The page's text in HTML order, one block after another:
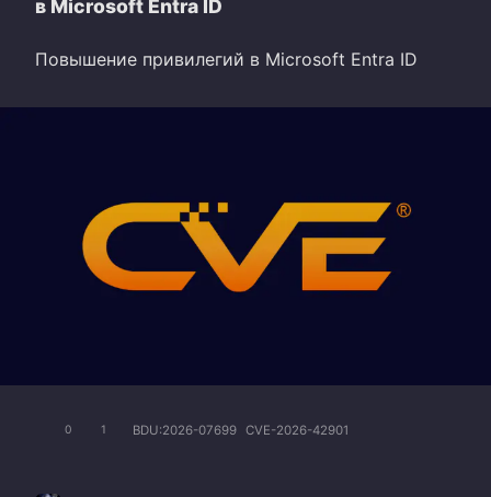
в Microsoft Entra ID
Повышение привилегий в Microsoft Entra ID
0 1 BDU:2026-07699 CVE-2026-42901